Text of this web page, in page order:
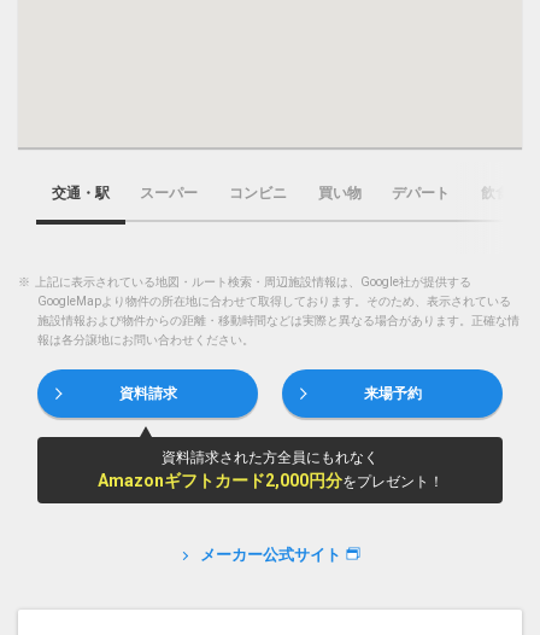
交通・駅 スーパー コンビニ 買い物 デパート 飲食店
※
上記に表示されている地図・ルート検索・周辺施設情報は、Google社が提供する
GoogleMapより物件の所在地に合わせて取得しております。そのため、表示されている
施設情報および物件からの距離・移動時間などは実際と異なる場合があります。正確な情
報は各分譲地にお問い合わせください。
資料請求 来場予約
資料請求された方全員にもれなく
Amazonギフトカード2,000円分をプレゼント！
メーカー公式サイト